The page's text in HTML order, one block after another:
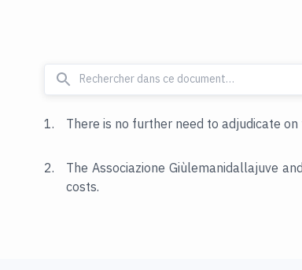
1. There is no further need to adjudicate on
2.
The Associazione Giùlemanidallajuve
costs.